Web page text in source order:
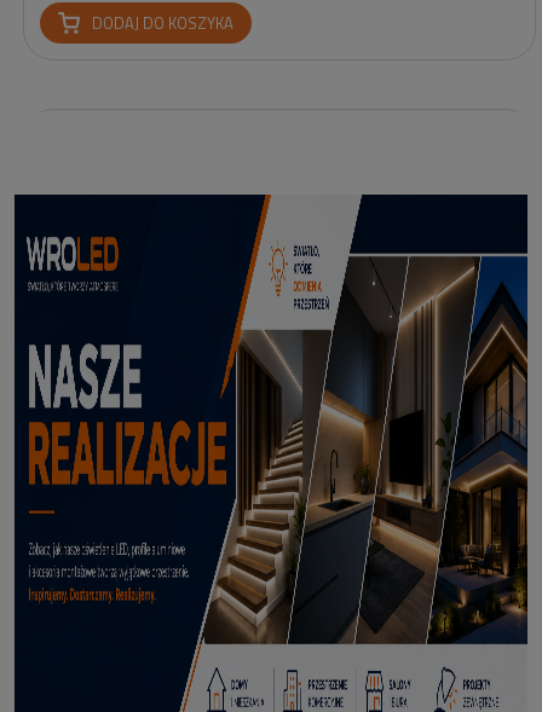
DODAJ DO KOSZYKA
Reflektor Solarny Zewnętrzny LED z Bolcem Meillion 3000K
66,99 zł
DODAJ DO KOSZYKA